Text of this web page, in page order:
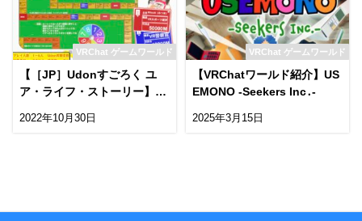
VRChat ゲームワールド
【［JP］Udonすごろく ユ
ア・ライフ・ストーリー】V
ールド！
2022年10月30日
VRChat ゲームワールド
【VRChatワールド紹介】US
EMONO -Seekers Inc․-
2025年3月15日